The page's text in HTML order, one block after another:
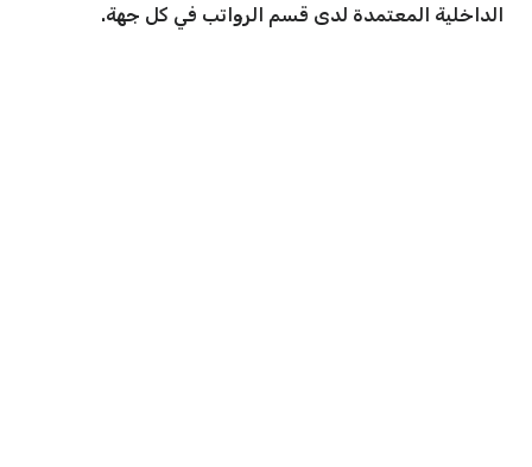
الداخلية المعتمدة لدى قسم الرواتب في كل جهة.